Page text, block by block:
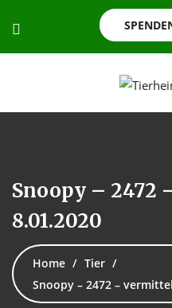
Snoopy – 2472
8.01.2020
Home
Tier
Snoopy – 2472 –